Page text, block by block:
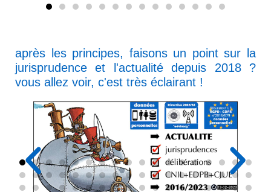
après les principes, faisons un point sur la
jurisprudence et l'actualité depuis 2018 ?
vous allez voir, c'est très éclairant !